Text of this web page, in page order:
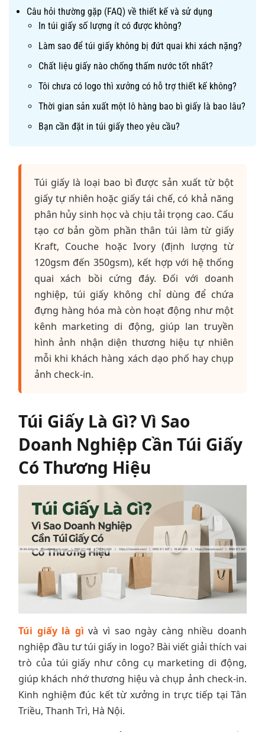
Câu hỏi thường gặp (FAQ) về thiết kế và sử dụng
In túi giấy số lượng ít có được không?
Làm sao để túi giấy không bị đứt quai khi xách nặng?
Chất liệu giấy nào chống thấm nước tốt nhất?
Tôi chưa có logo thì xưởng có hỗ trợ thiết kế không?
Thời gian sản xuất một lô hàng bao bì giấy là bao lâu?
Bạn cần đặt in túi giấy theo yêu cầu?
Túi giấy là loại bao bì được sản xuất từ bột
giấy tự nhiên hoặc giấy tái chế, có khả năng
phân hủy sinh học và chịu tải trọng cao. Cấu
tạo cơ bản gồm phần thân túi làm từ giấy
Kraft, Couche hoặc Ivory (định lượng từ
120gsm đến 350gsm), kết hợp với hệ thống
quai xách bồi cứng đáy. Đối với doanh
nghiệp, túi giấy không chỉ dùng để chứa
đựng hàng hóa mà còn hoạt động như một
kênh marketing di động, giúp lan truyền
hình ảnh nhận diện thương hiệu tự nhiên
mỗi khi khách hàng xách dạo phố hay chụp
ảnh check-in.
Túi Giấy Là Gì? Vì Sao
Doanh Nghiệp Cần Túi Giấy
Có Thương Hiệu
Túi giấy là gì và vì sao ngày càng nhiều doanh
nghiệp đầu tư túi giấy in logo? Bài viết giải thích vai
trò của túi giấy như công cụ marketing di động,
giúp khách nhớ thương hiệu và chụp ảnh check-in.
Kinh nghiệm đúc kết từ xưởng in trực tiếp tại Tân
Triều, Thanh Trì, Hà Nội.